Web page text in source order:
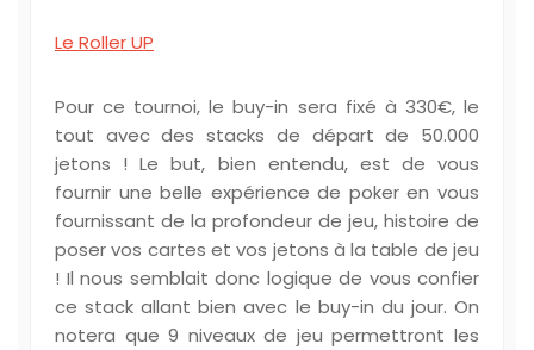
Le Roller UP
Pour ce tournoi, le buy-in sera fixé à 330€, le
tout avec des stacks de départ de 50.000
jetons ! Le but, bien entendu, est de vous
fournir une belle expérience de poker en vous
fournissant de la profondeur de jeu, histoire de
poser vos cartes et vos jetons à la table de jeu
! Il nous semblait donc logique de vous confier
ce stack allant bien avec le buy-in du jour. On
notera que 9 niveaux de jeu permettront les